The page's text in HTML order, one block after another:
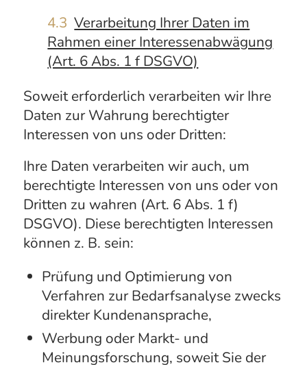
4.3Verarbeitung Ihrer Daten im
Rahmen einer Interessenabwägung
(Art. 6 Abs. 1 f DSGVO)
Soweit erforderlich verarbeiten wir Ihre
Daten zur Wahrung berechtigter
Interessen von uns oder Dritten:
Ihre Daten verarbeiten wir auch, um
berechtigte Interessen von uns oder von
Dritten zu wahren (Art. 6 Abs. 1 f)
DSGVO). Diese berechtigten Interessen
können z. B. sein:
Prüfung und Optimierung von
Verfahren zur Bedarfsanalyse zwecks
direkter Kundenansprache,
Werbung oder Markt- und
Meinungsforschung, soweit Sie der